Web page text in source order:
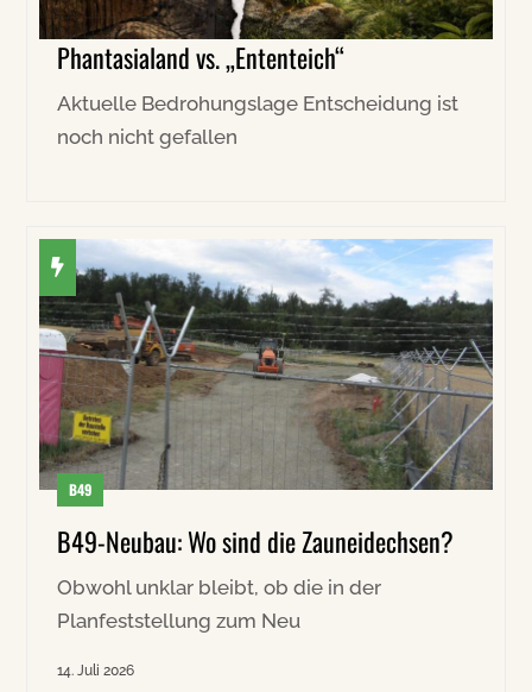
Phantasialand vs. „Ententeich“
Aktuelle Bedrohungslage Entscheidung ist
noch nicht gefallen
B49
B49-Neubau: Wo sind die Zauneidechsen?
Obwohl unklar bleibt, ob die in der
Planfeststellung zum Neu
14. Juli 2026